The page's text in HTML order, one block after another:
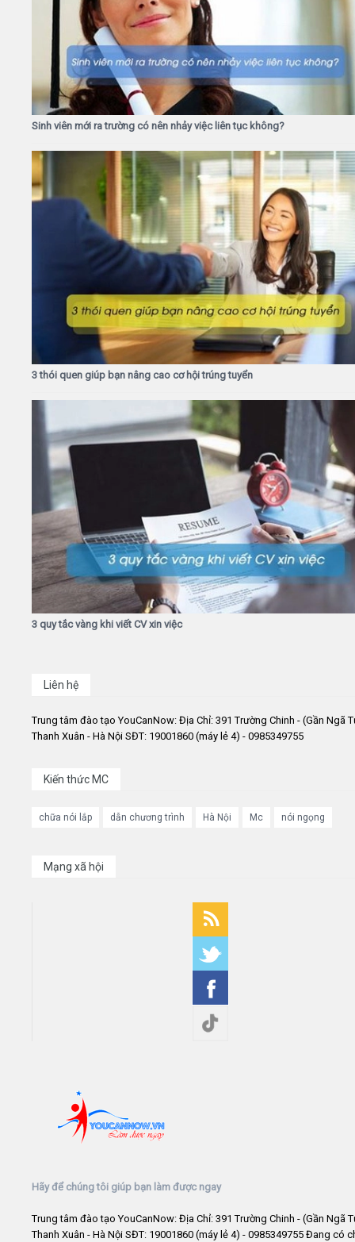
Sinh viên mới ra trường có nên nhảy việc liên tục không?
3 thói quen giúp bạn nâng cao cơ hội trúng tuyển
3 quy tắc vàng khi viết CV xin việc
Liên hệ
Trung tâm đào tạo YouCanNow: Địa Chỉ: 391 Trường Chinh - (Gần Ngã
Thanh Xuân - Hà Nội SĐT: 19001860 (máy lẻ 4) - 0985349755
Kiến thức MC
chữa nói lắp dẫn chương trình Hà Nội Mc nói ngọng
Mạng xã hội
Hãy để chúng tôi giúp bạn làm được ngay
Trung tâm đào tạo YouCanNow: Địa Chỉ: 391 Trường Chinh - (Gần Ngã
Thanh Xuân - Hà Nội SĐT: 19001860 (máy lẻ 4) - 0985349755 Đang có